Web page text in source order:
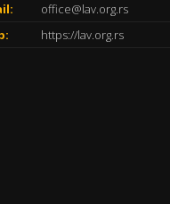
office@lav.org.rs
https://lav.org.rs